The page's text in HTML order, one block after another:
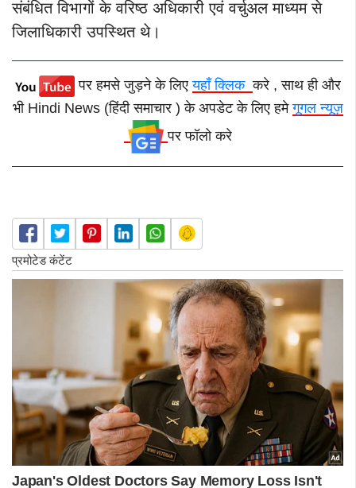
संबंधित विभागों के वरिष्ठ अधिकारी एवं वर्चुअल माध्यम से
जिलाधिकारी उपस्थित थे।
पर हमसे जुड़ने के लिएयहाँ क्लिककरे , साथ ही और
भी Hindi News (हिंदी समाचार ) के अपडेट के लिए हमेगूगल न्यूज़
पर फॉलो करे